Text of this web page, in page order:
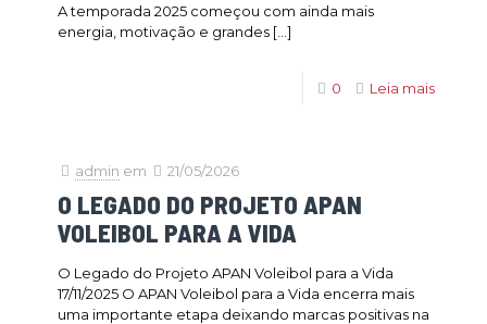
A temporada 2025 começou com ainda mais
energia, motivação e grandes […]
0 Leia mais
admin em 21/05/2026
O LEGADO DO PROJETO APAN
VOLEIBOL PARA A VIDA
O Legado do Projeto APAN Voleibol para a Vida
17/11/2025 O APAN Voleibol para a Vida encerra mais
uma importante etapa deixando marcas positivas na